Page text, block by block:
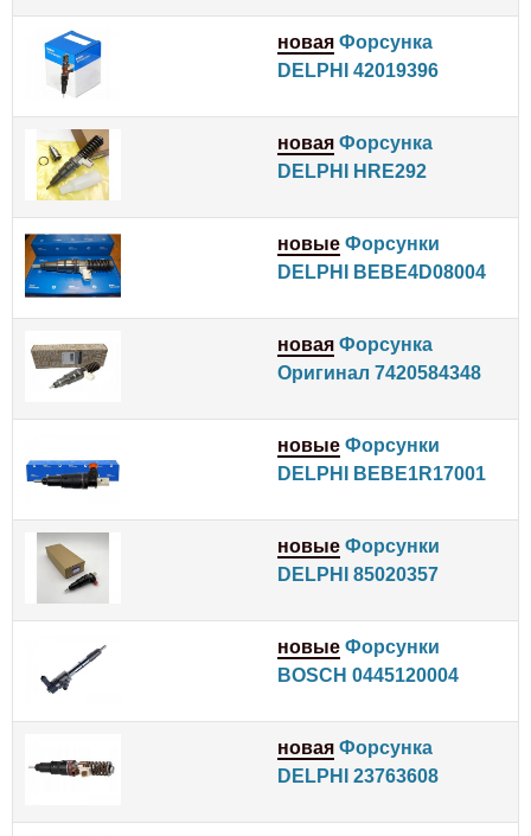
новая Форсунка
DELPHI 42019396
новая Форсунка
DELPHI HRE292
новые Форсунки
DELPHI BEBE4D08004
новая Форсунка
Оригинал 7420584348
новые Форсунки
DELPHI BEBE1R17001
новые Форсунки
DELPHI 85020357
новые Форсунки
BOSCH 0445120004
новая Форсунка
DELPHI 23763608